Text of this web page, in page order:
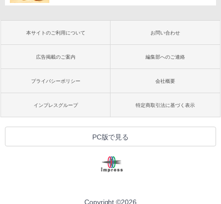
本サイトのご利用について お問い合わせ
広告掲載のご案内 編集部へのご連絡
プライバシーポリシー 会社概要
インプレスグループ 特定商取引法に基づく表示
PC版で見る
Copyright ©2026